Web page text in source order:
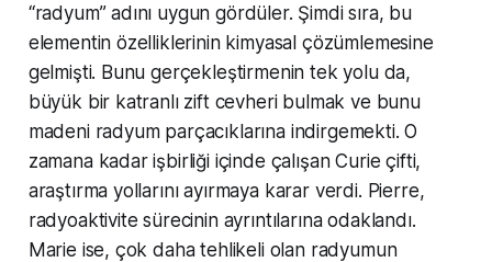
“radyum” adını uygun gördüler. Şimdi sıra, bu
elementin özelliklerinin kimyasal çözümlemesine
gelmişti. Bunu gerçekleştirmenin tek yolu da,
büyük bir katranlı zift cevheri bulmak ve bunu
madeni radyum parçacıklarına indirgemekti. O
zamana kadar işbirliği içinde çalışan Curie çifti,
araştırma yollarını ayırmaya karar verdi. Pierre,
radyoaktivite sürecinin ayrıntılarına odaklandı.
Marie ise, çok daha tehlikeli olan radyumun